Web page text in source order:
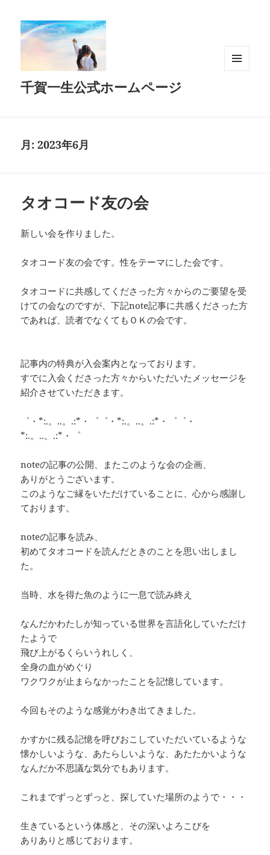
千賀一生公式ホームページ
月:2023年6月
タオコード友の会
新しい会を作りました。
タオコード友の会です。性をテーマにした会です。
タオコードに共感してくださった方々からのご要望を受
けての会なのですが、下記note記事に共感くださった方
であれば、読者でなくてもＯＫの会です。
記事内の特典が入会案内となっております。
すでに入会くださった方々からいただいたメッセージを
紹介させていただきます。
゜・*:.。..。.:*・゜゜・*:.。..。.:*・゜゜・
*:.。..。.:*・゜
noteの記事の公開、またこのような会の企画、
ありがとうございます。
このようなご縁をいただけていることに、心から感謝し
ております。
noteの記事を読み、
初めてタオコードを読んだときのことを思い出しまし
た。
当時、水を得た魚のように一息で読み終え
なんだかわたしが知っている世界を言語化していただけ
たようで
飛び上がるくらいうれしく、
全身の血がめぐり
ワクワクが止まらなかったことを記憶しています。
今回もそのような感覚がわき出てきました。
かすかに残る記憶を呼びおこしていただいているような
懐かしいような、あたらしいような、あたたかいような
なんだか不思議な気分でもあります。
これまでずっとずっと、探していた場所のようで・・・
生きているという体感と、その深いよろこびを
ありありと感じております。